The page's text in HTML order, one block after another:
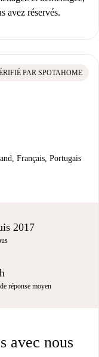
avez réservés.
Français, Portugais
PAR SPOTAHOME
2017
réponse moyen
avec nous